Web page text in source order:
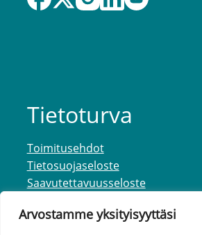
Arvostamme yksityisyyttäsi
Tietoturva
Toimitusehdot
Tietosuojaseloste
Saavutettavuusseloste